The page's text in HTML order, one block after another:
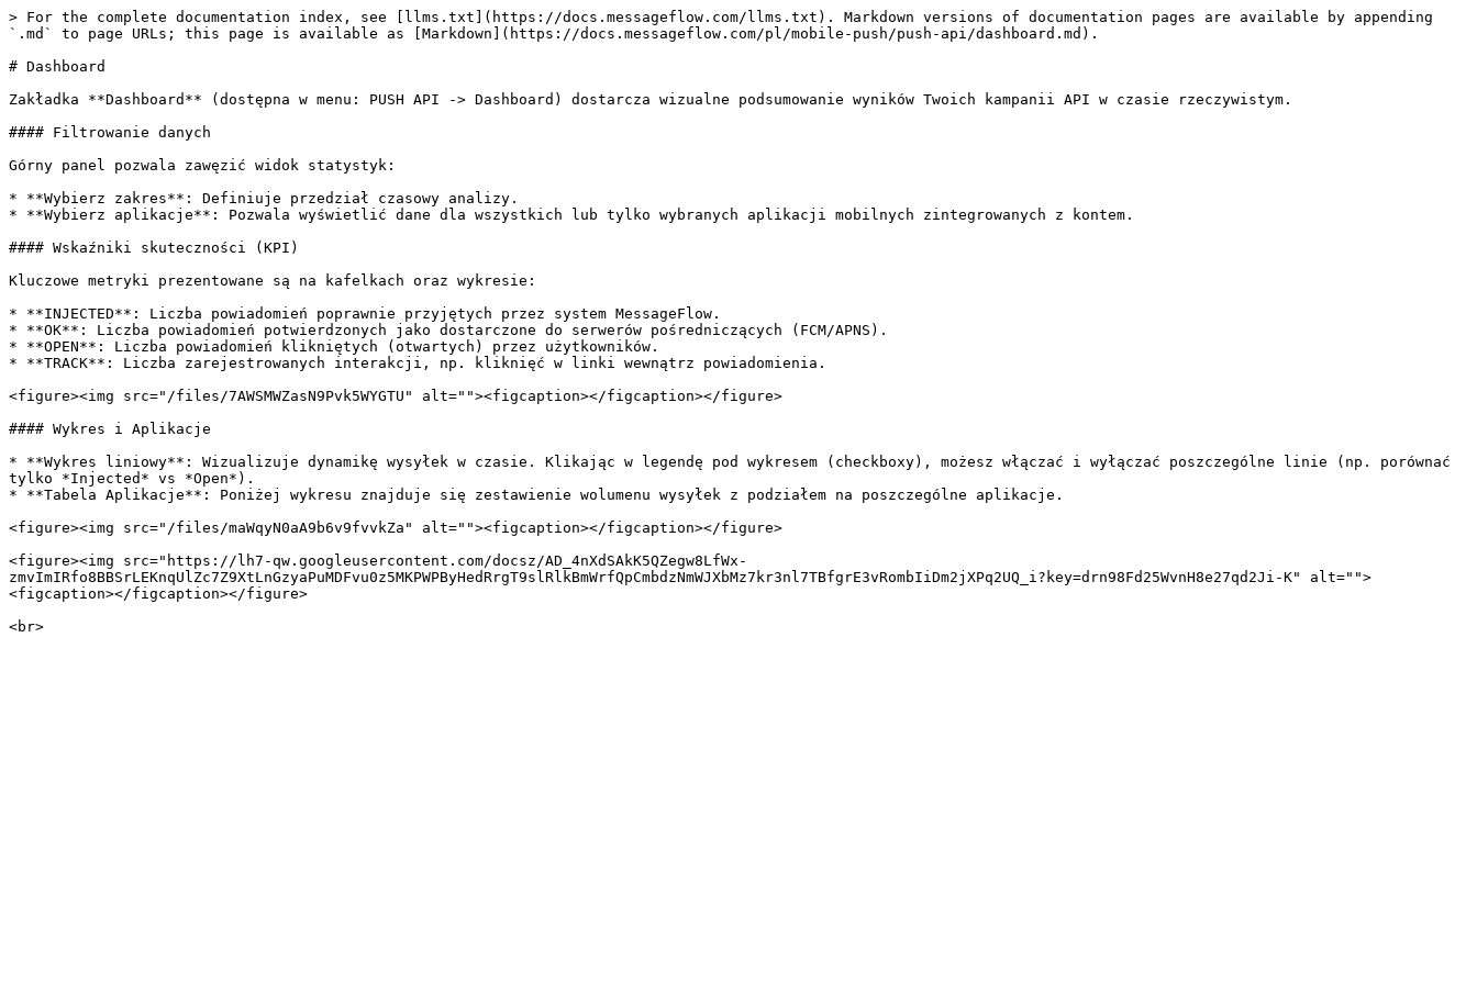
> For the complete documentation index, see [llms.txt](https://docs.messageflow.com/llms.txt). Markdown versions of documentation pages are available by appending
`.md` to page URLs; this page is available as [Markdown](https://docs.messageflow.com/pl/mobile-push/push-api/dashboard.md).
# Dashboard
Zakładka **Dashboard** (dostępna w menu: PUSH API -> Dashboard) dostarcza wizualne podsumowanie wyników Twoich kampanii API w czasie rzeczywistym.
#### Filtrowanie danych
Górny panel pozwala zawęzić widok statystyk:
* **Wybierz zakres**: Definiuje przedział czasowy analizy.
* **Wybierz aplikacje**: Pozwala wyświetlić dane dla wszystkich lub tylko wybranych aplikacji mobilnych zintegrowanych z kontem.
#### Wskaźniki skuteczności (KPI)
Kluczowe metryki prezentowane są na kafelkach oraz wykresie:
* **INJECTED**: Liczba powiadomień poprawnie przyjętych przez system MessageFlow.
* **OK**: Liczba powiadomień potwierdzonych jako dostarczone do serwerów pośredniczących (FCM/APNS).
* **OPEN**: Liczba powiadomień klikniętych (otwartych) przez użytkowników.
* **TRACK**: Liczba zarejestrowanych interakcji, np. kliknięć w linki wewnątrz powiadomienia.
<figure><img src="/files/7AWSMWZasN9Pvk5WYGTU" alt=""><figcaption></figcaption></figure>
#### Wykres i Aplikacje
* **Wykres liniowy**: Wizualizuje dynamikę wysyłek w czasie. Klikając w legendę pod wykresem (checkboxy), możesz włączać i wyłączać poszczególne linie (np. porównać
tylko *Injected* vs *Open*).
* **Tabela Aplikacje**: Poniżej wykresu znajduje się zestawienie wolumenu wysyłek z podziałem na poszczególne aplikacje.
<figure><img src="/files/maWqyN0aA9b6v9fvvkZa" alt=""><figcaption></figcaption></figure>
<figure><img src="https://lh7-qw.googleusercontent.com/docsz/AD_4nXdSAkK5QZegw8LfWx-
zmvImIRfo8BBSrLEKnqUlZc7Z9XtLnGzyaPuMDFvu0z5MKPWPByHedRrgT9slRlkBmWrfQpCmbdzNmWJXbMz7kr3nl7TBfgrE3vRombIiDm2jXPq2UQ_i?key=drn98Fd25WvnH8e27qd2Ji-K" alt="">
<figcaption></figcaption></figure>